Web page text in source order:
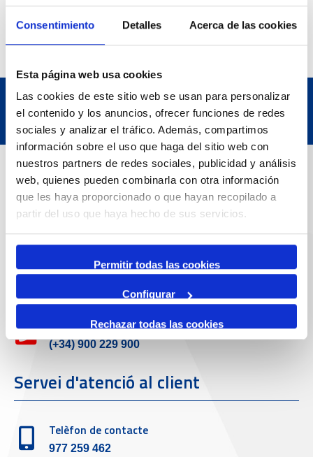
Consentimiento Detalles Acerca de las cookies
Esta página web usa cookies
Las cookies de este sitio web se usan para personalizar
el contenido y los anuncios, ofrecer funciones de redes
sociales y analizar el tráfico. Además, compartimos
información sobre el uso que haga del sitio web con
nuestros partners de redes sociales, publicidad y análisis
web, quienes pueden combinarla con otra información
que les haya proporcionado o que hayan recopilado a
partir del uso que haya hecho de sus servicios.
Permitir todas las cookies
Configurar
Rechazar todas las cookies
Dades de Contacte
Adreça
Passeig de l'Escullera s/n, 43004 Tarragona
Telèfon de contacte
Emergències
(+34) 900 229 900
Servei d'atenció al client
Telèfon de contacte
977 259 462